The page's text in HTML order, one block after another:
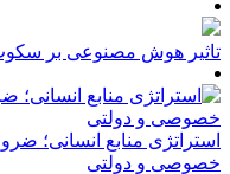
تاثیر هوش مصنوعی بر
استراتژی منابع انسانی؛
خصوصی و دولتی